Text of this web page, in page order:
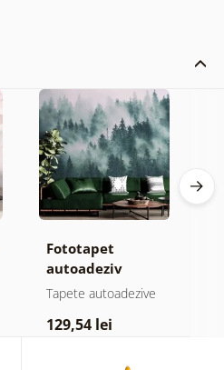
Fototapet
autoadeziv
pădure în ceață
Tapete autoadezive
129,54 lei